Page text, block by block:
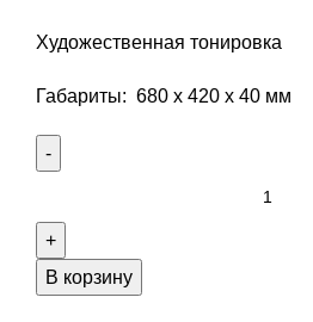
Художественная тонировка
Габариты: 680 х 420 х 40 мм
резное
ОХОТНИКИ
В корзину